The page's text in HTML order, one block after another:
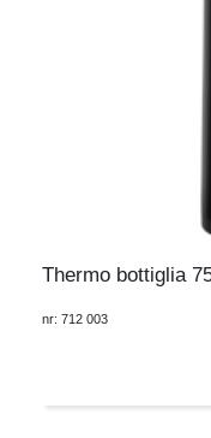
Thermo bottiglia
nr: 712 003